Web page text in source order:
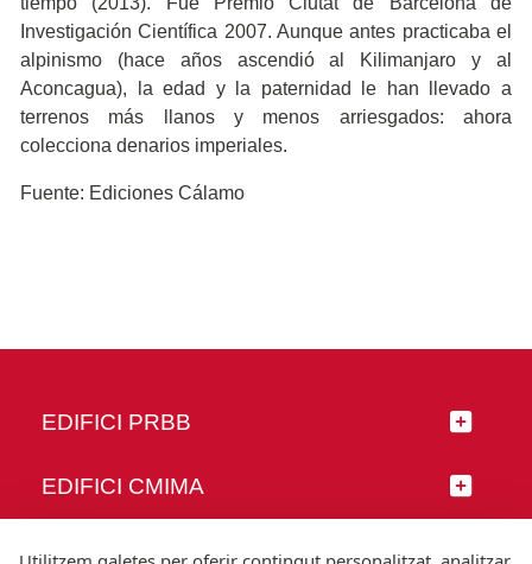
Investigación Científica 2007. Aunque antes practicaba el
alpinismo (hace años ascendió al Kilimanjaro y al
Aconcagua), la edad y la paternidad le han llevado a
terrenos más llanos y menos arriesgados: ahora
colecciona denarios imperiales.
Fuente: Ediciones Cálamo
EDIFICI PRBB
EDIFICI CMIMA
SEGUEIX-NOS